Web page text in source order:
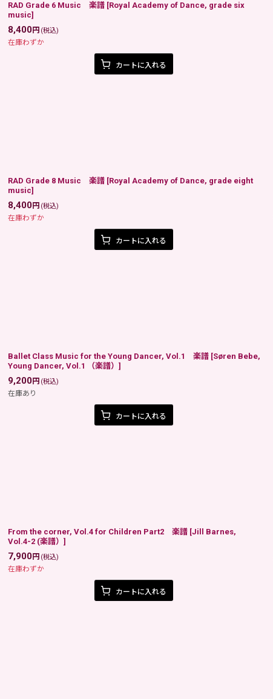
RAD Grade 6 Music 楽譜 [Royal Academy of Dance, grade six
music]
8,400円 (税込)
在庫わずか
カートに入れる
RAD Grade 8 Music 楽譜 [Royal Academy of Dance, grade eight
music]
8,400円 (税込)
在庫わずか
カートに入れる
Ballet Class Music for the Young Dancer, Vol.1 楽譜 [Søren Bebe,
Young Dancer, Vol.1 （楽譜） ]
9,200円 (税込)
在庫あり
カートに入れる
From the corner, Vol.4 for Children Part2 楽譜 [Jill Barnes,
Vol.4-2 (楽譜） ]
7,900円 (税込)
在庫わずか
カートに入れる